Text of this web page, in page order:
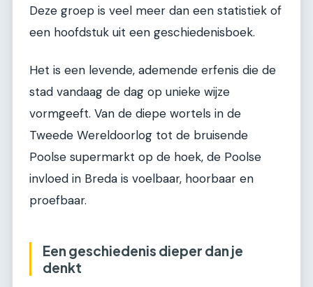
Deze groep is veel meer dan een statistiek of
een hoofdstuk uit een geschiedenisboek.
Het is een levende, ademende erfenis die de
stad vandaag de dag op unieke wijze
vormgeeft. Van de diepe wortels in de
Tweede Wereldoorlog tot de bruisende
Poolse supermarkt op de hoek, de Poolse
invloed in Breda is voelbaar, hoorbaar en
proefbaar.
Een geschiedenis dieper dan je
denkt